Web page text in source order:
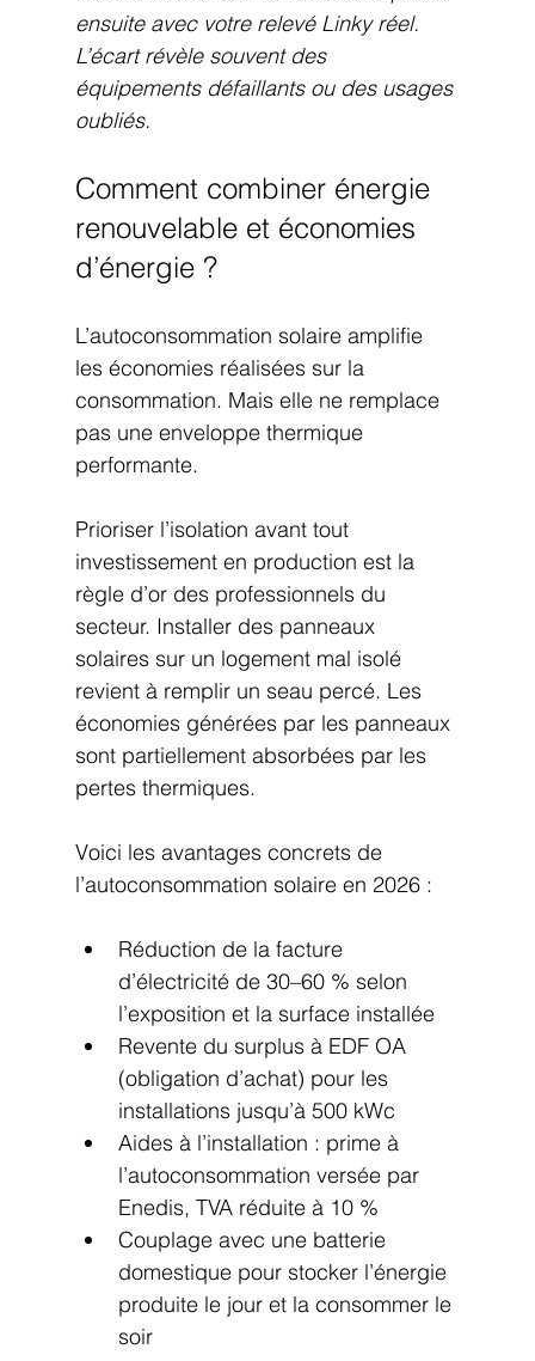
ensuite avec votre relevé Linky réel.
L’écart révèle souvent des
équipements défaillants ou des usages
oubliés.
Comment combiner énergie
renouvelable et économies
d’énergie ?
L’autoconsommation solaire amplifie
les économies réalisées sur la
consommation. Mais elle ne remplace
pas une enveloppe thermique
performante.
Prioriser l’isolation avant tout
investissement en production est la
règle d’or des professionnels du
secteur. Installer des panneaux
solaires sur un logement mal isolé
revient à remplir un seau percé. Les
économies générées par les panneaux
sont partiellement absorbées par les
pertes thermiques.
Voici les avantages concrets de
l’autoconsommation solaire en 2026 :
Réduction de la facture
d’électricité de 30–60 % selon
l’exposition et la surface installée
Revente du surplus à EDF OA
(obligation d’achat) pour les
installations jusqu’à 500 kWc
Aides à l’installation : prime à
l’autoconsommation versée par
Enedis, TVA réduite à 10 %
Couplage avec une batterie
domestique pour stocker l’énergie
produite le jour et la consommer le
soir